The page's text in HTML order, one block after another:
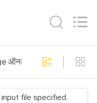
निर्माण
input file specified.